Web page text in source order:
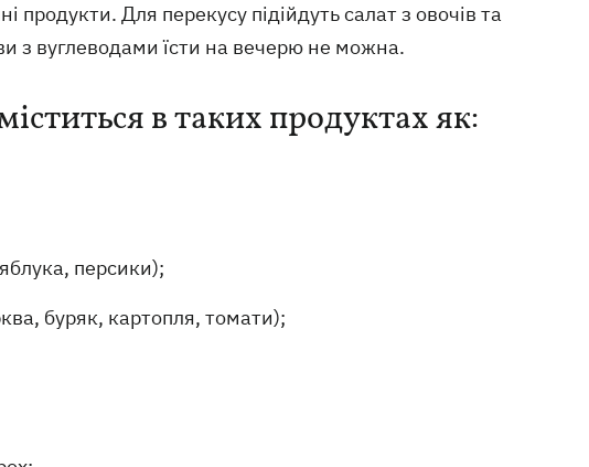
Для перекусу підійдуть салат з овочів та
з вуглеводами їсти на вечерю не можна.
в таких продуктах як:
персики);
буряк, картопля, томати);